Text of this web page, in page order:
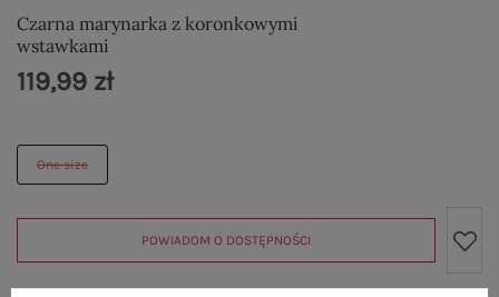
Czarna marynarka z koronkowymi
wstawkami
One size
119,99 zł
POWIADOM O DOSTĘPNOŚCI